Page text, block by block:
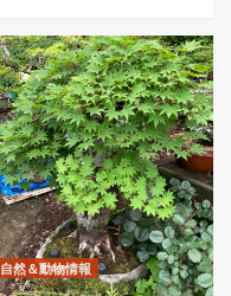
自然＆動物情報